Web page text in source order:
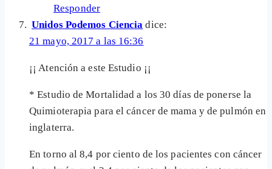
Responder
Unidos Podemos Ciencia dice:
21 mayo, 2017 a las 16:36
¡¡ Atención a este Estudio ¡¡
* Estudio de Mortalidad a los 30 días de ponerse la
Quimioterapia para el cáncer de mama y de pulmón en
inglaterra.
En torno al 8,4 por ciento de los pacientes con cáncer